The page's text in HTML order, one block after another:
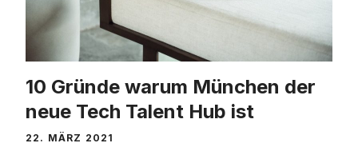
10 Gründe warum München der
neue Tech Talent Hub ist
22. MÄRZ 2021